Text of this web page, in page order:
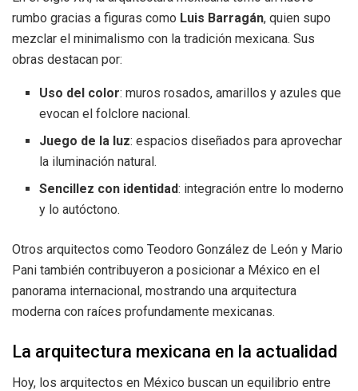
rumbo gracias a figuras como Luis Barragán, quien supo
mezclar el minimalismo con la tradición mexicana. Sus
obras destacan por:
Uso del color: muros rosados, amarillos y azules que
evocan el folclore nacional.
Juego de la luz: espacios diseñados para aprovechar
la iluminación natural.
Sencillez con identidad: integración entre lo moderno
y lo autóctono.
Otros arquitectos como Teodoro González de León y Mario
Pani también contribuyeron a posicionar a México en el
panorama internacional, mostrando una arquitectura
moderna con raíces profundamente mexicanas.
La arquitectura mexicana en la actualidad
Hoy, los arquitectos en México buscan un equilibrio entre